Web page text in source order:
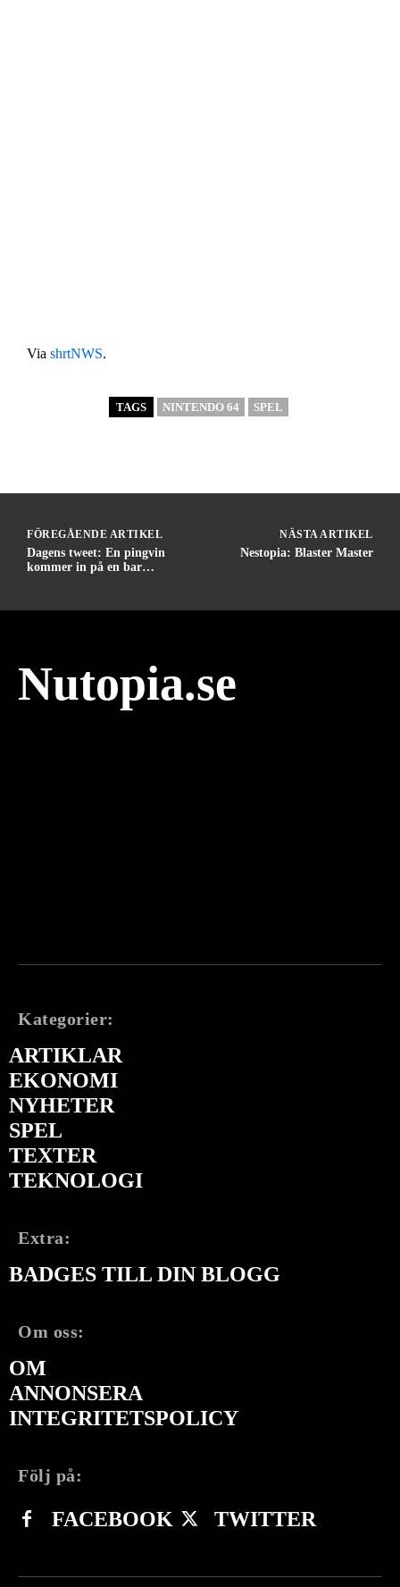
Via shrtNWS.
TAGS NINTENDO 64 SPEL
FÖREGÅENDE ARTIKEL
Dagens tweet: En pingvin
kommer in på en bar…
NÄSTA ARTIKEL
Nestopia: Blaster Master
Nutopia.se
Kategorier:
ARTIKLAR
EKONOMI
NYHETER
SPEL
TEXTER
TEKNOLOGI
Extra:
BADGES TILL DIN BLOGG
Om oss:
OM
ANNONSERA
INTEGRITETSPOLICY
Följ på:
FACEBOOK TWITTER